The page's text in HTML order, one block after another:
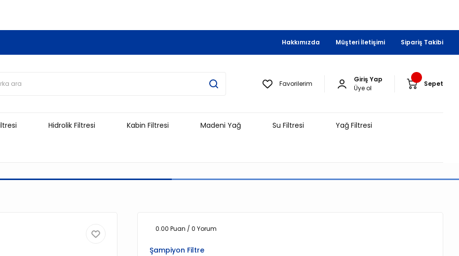
Hakkımızda Müşteri İletişimi Sipariş Takibi
Favorilerim
Giriş Yap
Üye ol
Sepet
Hidrolik Filtresi Kabin Filtresi Madeni Yağ Su Filtresi Yağ Filtresi
0.00 Puan / 0 Yorum
Şampiyon Filtre